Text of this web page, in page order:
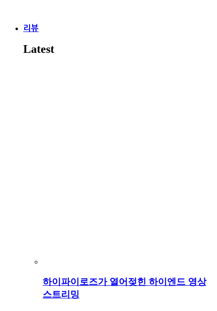
리뷰
Latest
하이파이로즈가 열어젖힌 하이엔드 영상
스트리밍